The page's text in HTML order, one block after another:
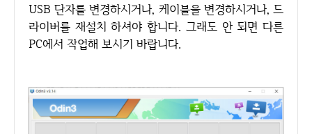
USB 단자를 변경하시거나, 케이블을 변경하시거나, 드
라이버를 재설치 하셔야 합니다. 그래도 안 되면 다른
PC에서 작업해 보시기 바랍니다.